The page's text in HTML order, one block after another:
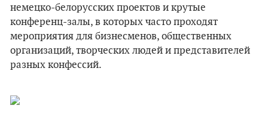
немецко-белорусских проектов и крутые
конференц-залы, в которых часто проходят
мероприятия для бизнесменов, общественных
организаций, творческих людей и представителей
разных конфессий.